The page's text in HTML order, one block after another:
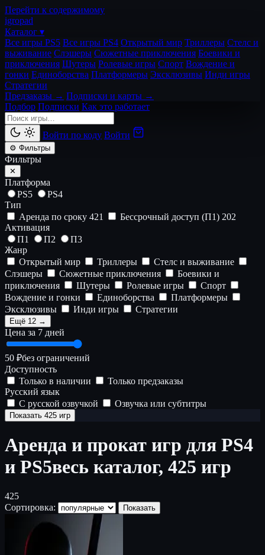
Перейти к содержимому
igropad
Каталог ▾
Все игры PS5 Все игры PS4 Открытый мир Триллеры Стелс и
выживание Слэшеры Сюжетные приключения Боевики и
приключения Шутеры Ролевые игры Спорт Вождение и
гонки Единоборства Платформеры Эксклюзивы Инди игры
Стратегии
Предзаказы → Подписки и карты →
Подбор Подписки Как это работает
Войти по коду Войти
⚙ Фильтры
Фильтры
✕
Платформа
PS5
PS4
Тип
Аренда по сроку 421 Бессрочный доступ (П1) 202
Активация
П1
П2
П3
Жанр
Открытый мир
Триллеры
Стелс и выживание
Слэшеры
Сюжетные приключения
Боевики и
приключения
Шутеры Ролевые игры
Спорт
Вождение и гонки
Единоборства
Платформеры
Эксклюзивы
Инди игры Стратегии
Ещё 12 →
Цена за 7 дней
50 ₽без ограничений
Доступность
Только в наличии
Только предзаказы
Русский язык
С русской озвучкой
Озвучка или субтитры
Показать 425 игр
Аренда и прокат игр для PS4
и PS5весь каталог, 425 игр
425
Сортировка:
Показать